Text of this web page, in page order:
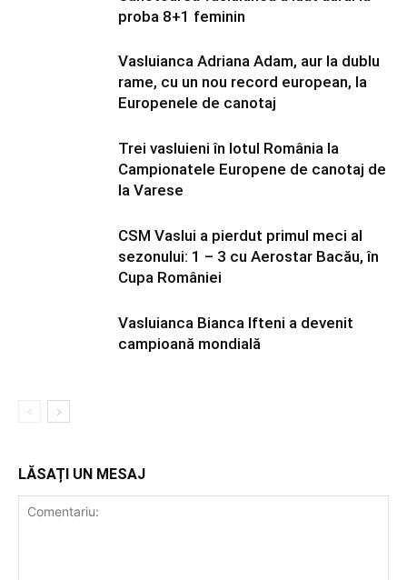
proba 8+1 feminin
Vasluianca Adriana Adam, aur la dublu
rame, cu un nou record european, la
Europenele de canotaj
Trei vasluieni în lotul România la
Campionatele Europene de canotaj de
la Varese
CSM Vaslui a pierdut primul meci al
sezonului: 1 – 3 cu Aerostar Bacău, în
Cupa României
Vasluianca Bianca Ifteni a devenit
campioană mondială
LĂSAȚI UN MESAJ